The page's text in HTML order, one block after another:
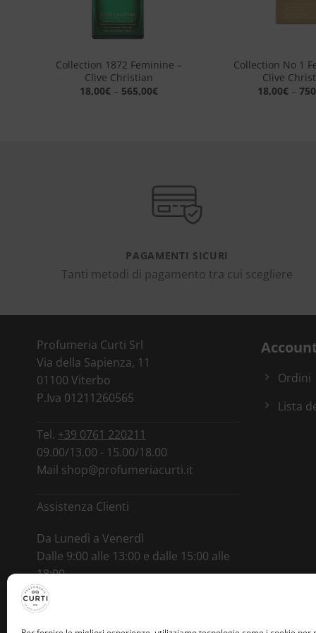
Collection 1872 Feminine –
Clive Christian
18,00€– 565,00€
Collection No 1
Clive
18,00€–
PAGAMENTI SICURI
Tanti metodi di pagamento tra cui scegliere
Profumeria Curti Srl
Via della Sapienza, 11
01100 Viterbo
P.Iva 01211260565
Tel. +39 0761 220211
09.00/13.00 - 15.00/18.00
Mail shop@profumeriacurti.it
Assistenza Clienti
Da Lunedì a Venerdì
Dalle 9:00 alle 13:00 e dalle 15:00 alle
18:00
Tel.
Ordini
Lista